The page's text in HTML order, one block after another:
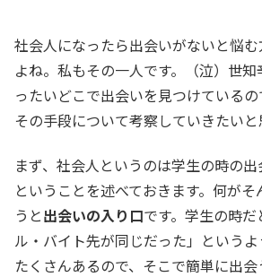
社会人になったら出会いがないと悩
よね。私もその一人です。（泣）世
ったいどこで出会いを見つけている
その手段について考察していきたいと
まず、社会人というのは学生の時の
ということを述べておきます。何が
うと出会いの入り口です。学生の時
ル・バイト先が同じだった」という
たくさんあるので、そこで簡単に出会